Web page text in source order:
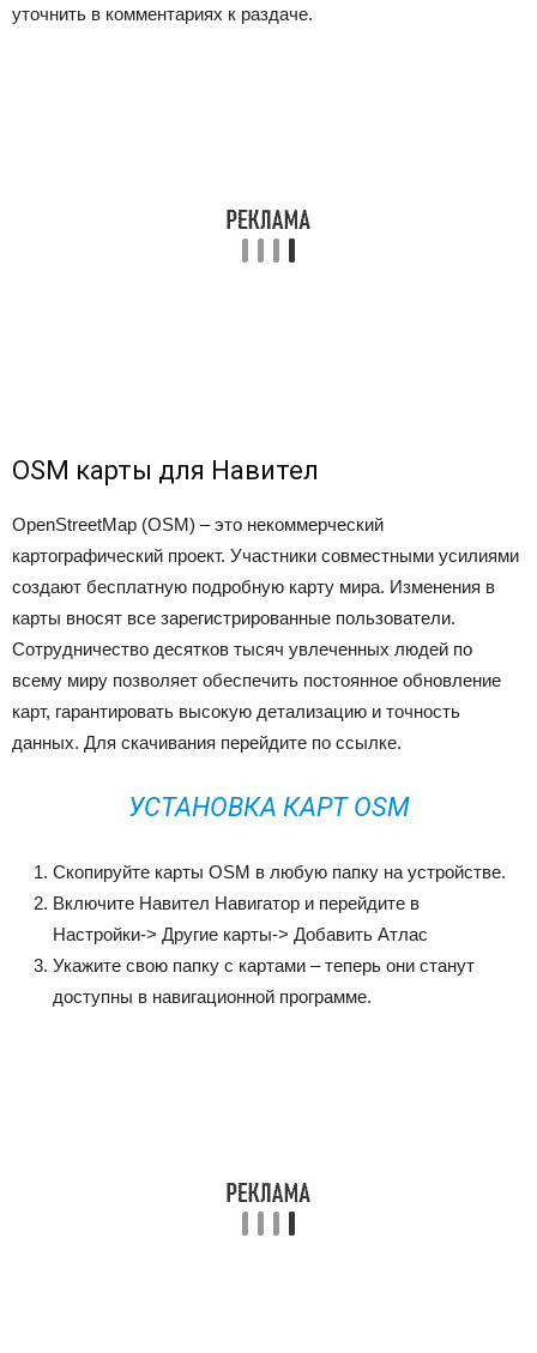
уточнить в комментариях к раздаче.
OSM карты для Навител
OpenStreetMap (OSM) – это некоммерческий
картографический проект. Участники совместными усилиями
создают бесплатную подробную карту мира. Изменения в
карты вносят все зарегистрированные пользователи.
Сотрудничество десятков тысяч увлеченных людей по
всему миру позволяет обеспечить постоянное обновление
карт, гарантировать высокую детализацию и точность
данных. Для скачивания перейдите по ссылке.
УСТАНОВКА КАРТ OSM
Скопируйте карты OSM в любую папку на устройстве.
Включите Навител Навигатор и перейдите в
Настройки-> Другие карты-> Добавить Атлас
Укажите свою папку с картами – теперь они станут
доступны в навигационной программе.